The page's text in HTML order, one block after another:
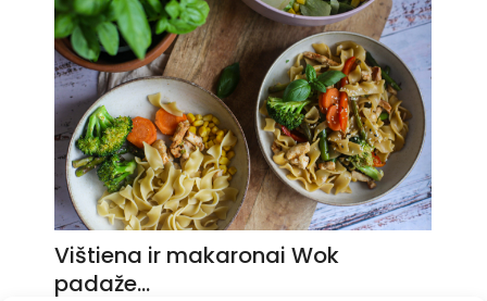
Vištiena ir makaronai Wok
padaže…